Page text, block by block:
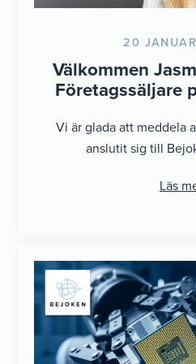
20
Välkommen
Företagssäljare
Vi är glada att meddela
anslutit sig till
Läs